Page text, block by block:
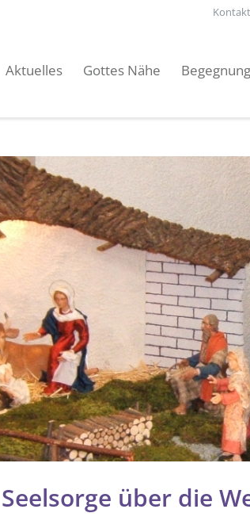
Kontakt
Aktuelles Gottes Nähe
über die